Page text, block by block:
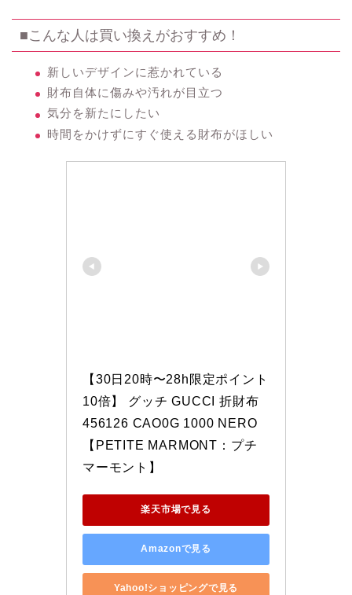
■こんな人は買い換えがおすすめ！
新しいデザインに惹かれている
財布自体に傷みや汚れが目立つ
気分を新たにしたい
時間をかけずにすぐ使える財布がほしい
【30日20時〜28h限定ポイント
10倍】 グッチ GUCCI 折財布
456126 CAO0G 1000 NERO
【PETITE MARMONT：プチ
マーモント】
楽天市場で見る
Amazonで見る
Yahoo!ショッピングで見る